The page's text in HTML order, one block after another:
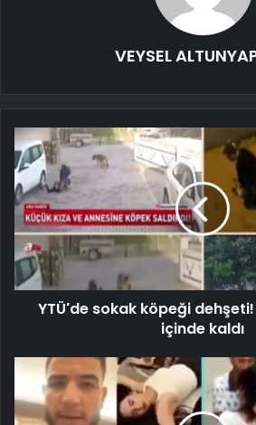
VEYSEL
YTÜ'de sokak köpeği
içinde kaldı